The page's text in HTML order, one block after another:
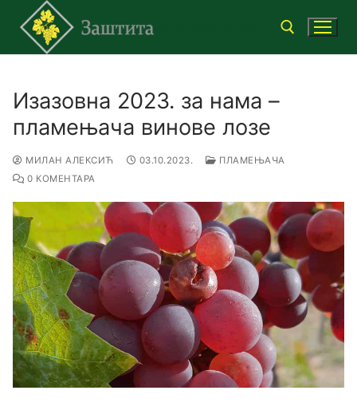
Прескочи
садржаја
Тражи за:
Изазовна 2023. за нама –
пламењача винове лозе
МИЛАН АЛЕКСИЋ 03.10.2023.
ПЛАМЕЊАЧА
0 КОМЕНТАРА